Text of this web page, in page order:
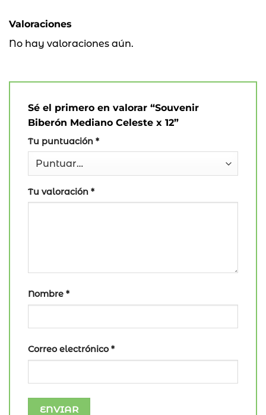
Valoraciones
No hay valoraciones aún.
Sé el primero en valorar “Souvenir
Biberón Mediano Celeste x 12”
Tu puntuación *
Tu valoración *
Nombre *
Correo electrónico *